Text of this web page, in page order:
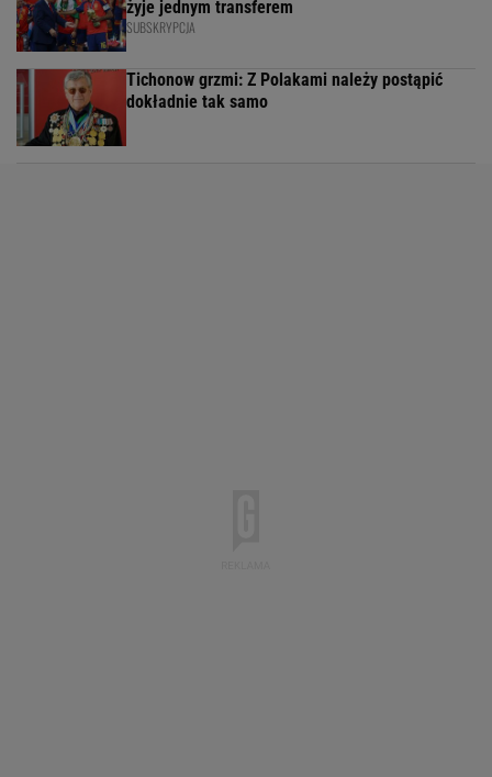
żyje jednym transferem
SUBSKRYPCJA
Tichonow grzmi: Z Polakami należy postąpić
dokładnie tak samo